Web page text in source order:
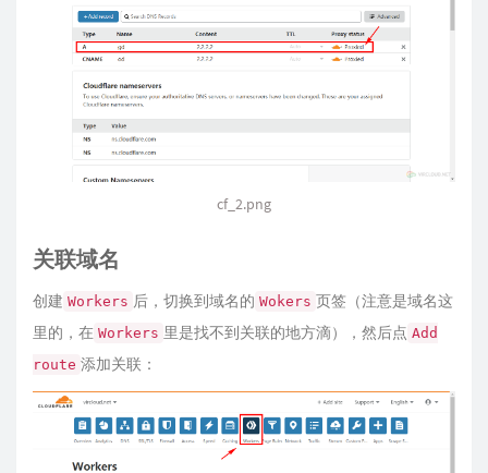
cf_2.png
关联域名
创建 Workers 后，切换到域名的 Wokers 页签（注意是域名这
里的，在 Workers 里是找不到关联的地方滴），然后点 Add
route 添加关联：